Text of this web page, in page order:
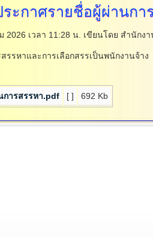
ระกาศรายชื่อผู้ผ่านกา
เวลา 11:28 น. เขียนโดย สำนักง
รรหาและการเลือกสรรเป็นพนักงานจ้าง
การสรรหา.pdf [ ] 692 Kb